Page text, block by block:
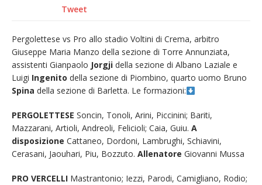
Tweet
Pergolettese vs Pro allo stadio Voltini di Crema, arbitro
Giuseppe Maria Manzo della sezione di Torre Annunziata,
assistenti Gianpaolo Jorgji della sezione di Albano Laziale e
Luigi Ingenito della sezione di Piombino, quarto uomo Bruno
Spina della sezione di Barletta. Le formazioni:
PERGOLETTESE Soncin, Tonoli, Arini, Piccinini; Bariti,
Mazzarani, Artioli, Andreoli, Felicioli; Caia, Guiu. A
disposizione Cattaneo, Dordoni, Lambrughi, Schiavini,
Cerasani, Jaouhari, Piu, Bozzuto. Allenatore Giovanni Mussa
PRO VERCELLI Mastrantonio; Iezzi, Parodi, Camigliano, Rodio;